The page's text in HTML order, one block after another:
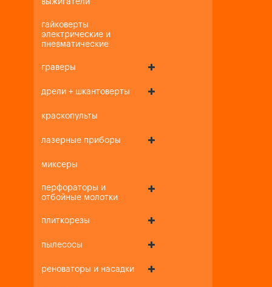
выжигатели
гайковерты
электрические и
пневматические
граверы
дрели + шкантоверты
краскопульты
лазерные приборы
миксеры
перфораторы и
отбойные молотки
плиткорезы
пылесосы
реноваторы и насадки